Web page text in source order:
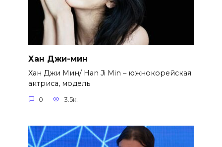
Хан Джи-мин
Хан Джи Мин/ Han Ji Min – южнокорейская
актриса, модель
0 3.5к.